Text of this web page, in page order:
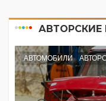
АВТОМОБИЛИ